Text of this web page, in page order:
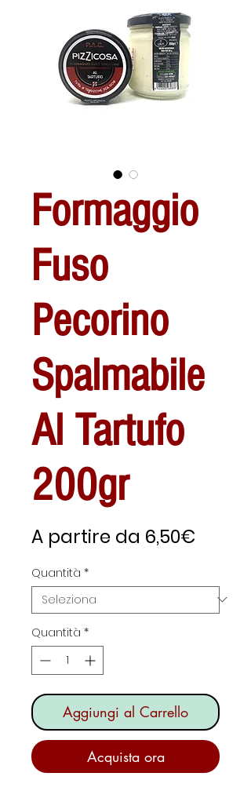
Formaggio
Fuso
Pecorino
Spalmabile
Al Tartufo
200gr
A partire da 6,50€
Quantità *
Quantità *
Aggiungi al Carrello
Acquista ora